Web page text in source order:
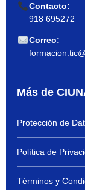
Contacto:
918 695272
Correo:
Más de
Protección de
Política de
Términos y